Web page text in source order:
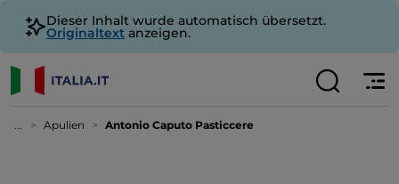
Dieser Inhalt wurde automatisch übersetzt.
Originaltext anzeigen.
... Apulien Antonio Caputo Pasticcere